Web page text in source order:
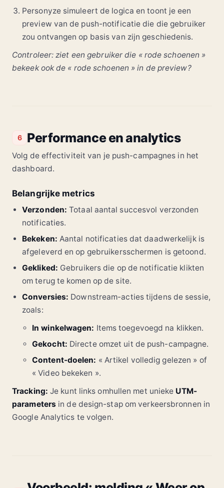
Personyze simuleert de logica en toont je een
preview van de push-notificatie die die gebruiker
zou ontvangen op basis van zijn geschiedenis.
Controleer: ziet een gebruiker die « rode schoenen »
bekeek ook de « rode schoenen » in de preview?
6 Performance en analytics
Volg de effectiviteit van je push-campagnes in het
dashboard.
Belangrijke metrics
Verzonden: Totaal aantal succesvol verzonden
notificaties.
Bekeken: Aantal notificaties dat daadwerkelijk is
afgeleverd en op gebruikersschermen is getoond.
Gekliked: Gebruikers die op de notificatie klikten
om terug te komen op de site.
Conversies: Downstream-acties tijdens de sessie,
zoals:
In winkelwagen: Items toegevoegd na klikken.
Gekocht: Directe omzet uit de push-campagne.
Content-doelen: « Artikel volledig gelezen » of
« Video bekeken ».
Tracking: Je kunt links omhullen met unieke UTM-
parameters in de design-stap om verkeersbronnen in
Google Analytics te volgen.